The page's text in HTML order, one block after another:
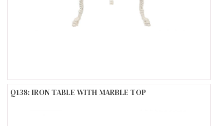
Q138: IRON TABLE WITH MARBLE TOP